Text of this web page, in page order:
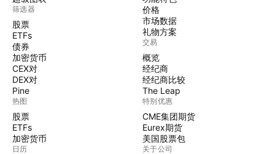
筛选器
股票
ETFs
债券
加密货币
CEX对
DEX对
Pine
热图
股票
ETFs
加密货币
日历
价格
市场数据
礼物方案
交易
概览
经纪商
经纪商比较
The Leap
特别优惠
CME集团期货
Eurex期货
美国股票包
关于公司